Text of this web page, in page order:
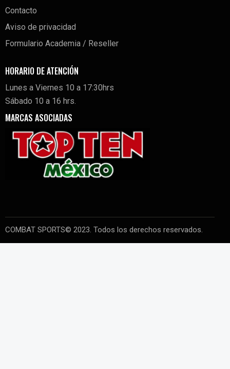
Contacto
Aviso de privacidad
Formulario Academia / Reseller
HORARIO DE ATENCIÓN
Lunes a Viernes 10 a 17:30hrs
Sábado 10 a 16 hrs.
MARCAS ASOCIADAS
COMBAT SPORTS© 2023. Todos los derechos reservados.